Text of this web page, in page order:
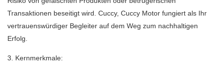
Transaktionen beseitigt wird. Cuccy, Cuccy Motor fungiert als Ihr
vertrauenswürdiger Begleiter auf dem Weg zum nachhaltigen
Erfolg.
3. Kernmerkmale: